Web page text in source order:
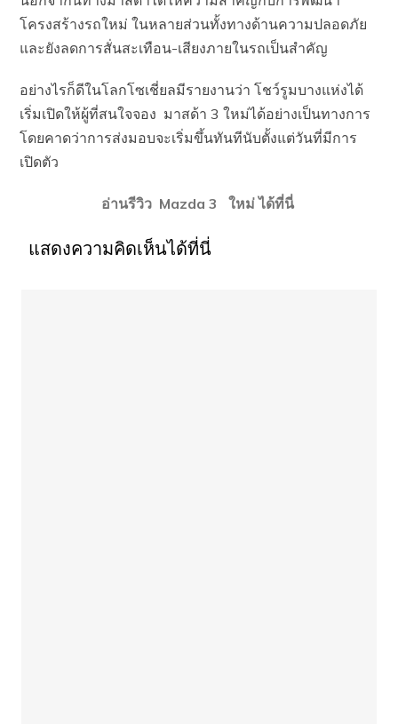
โครงสร้างรถใหม่ ในหลายส่วนทั้งทางด้านความปลอดภัย
และยังลดการสั่นสะเทือน-เสียงภายในรถเป็นสำคัญ
อย่างไรก็ดีในโลกโซเชี่ยลมีรายงานว่า โชว์รูมบางแห่งได้
เริ่มเปิดให้ผู้ที่สนใจจอง มาสด้า 3 ใหม่ได้อย่างเป็นทางการ
โดยคาดว่าการส่งมอบจะเริ่มขึ้นทันทีนับตั้งแต่วันที่มีการ
เปิดตัว
อ่านรีวิว Mazda 3 ใหม่ ได้ที่นี่
แสดงความคิดเห็นได้ที่นี่